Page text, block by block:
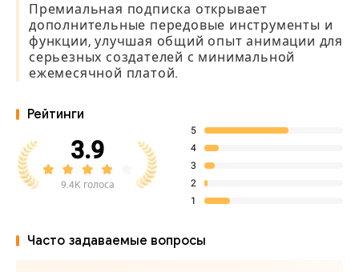
Премиальная подписка открывает
дополнительные передовые инструменты и
функции, улучшая общий опыт анимации для
серьезных создателей с минимальной
ежемесячной платой.
Рейтинги
3.9
9.4K голоса
5
4
3
2
1
Часто задаваемые вопросы